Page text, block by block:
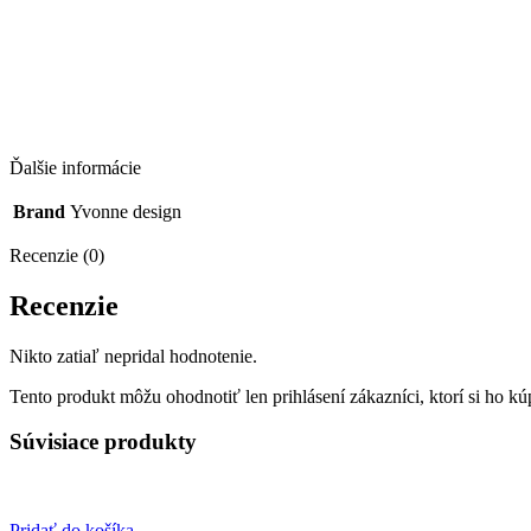
Ďalšie informácie
Brand Yvonne design
Recenzie (0)
Recenzie
Nikto zatiaľ nepridal hodnotenie.
Tento produkt môžu ohodnotiť len prihlásení zákazníci, ktorí si ho
Súvisiace produkty